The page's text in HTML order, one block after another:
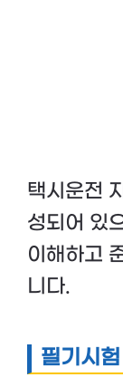
택시운전
성되어 있
이해하고
니다.
필기시